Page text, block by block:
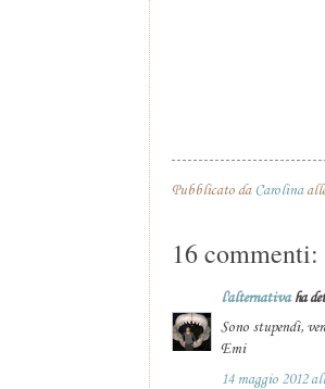
Pubblicato daCarolina
16 commenti:
l'alternativaha
Sono stupendi,
Emi
14 maggio 2012